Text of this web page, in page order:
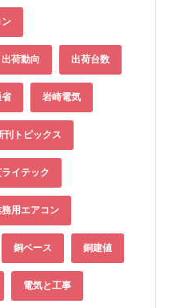
出荷動向 出荷台数
省 岩崎電気
刊トピックス
イテック
用エアコン
銅ベース 銅建値
電気と工事